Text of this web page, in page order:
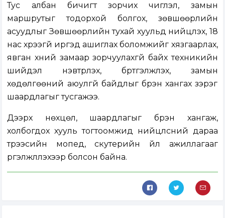
Тус албан бичигт зорчих чиглэл, замын
маршрутыг тодорхой болгох, зөвшөөрлийн
асуудлыг Зөвшөөрлийн тухай хуульд нийцүүлэх, 18
нас хүрээгүй иргэд ашиглах боломжийг хязгаарлах,
явган хүний замаар зорчуулахгүй байх техникийн
шийдэл нэвтрүүлэх, бүртгэлжүүлэх, замын
хөдөлгөөний аюулгүй байдлыг бүрэн хангах зэрэг
шаардлагыг тусгажээ.
Дээрх нөхцөл, шаардлагыг бүрэн хангаж,
холбогдох хууль тогтоомжид нийцүүлсний дараа
түрээсийн мопед, скутерийн үйл ажиллагааг
үргэлжлүүлэхээр болсон байна.